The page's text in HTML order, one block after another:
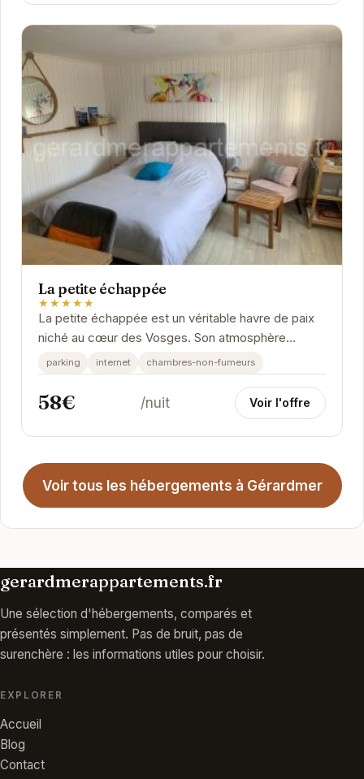
La petite échappée
★★★★★
La petite échappée est un véritable havre de paix
niché au cœur des Vosges. Son atmosphère
chaleureuse et son décor raffiné vous invitent à...
parking internet chambres-non-fumeurs
58€ /nuit Voir l'offre
Voir tous les hébergements à Gérardmer
gerardmerappartements.fr
Une sélection d'hébergements, comparés et
présentés simplement. Pas de bruit, pas de
surenchère : les informations utiles pour choisir.
EXPLORER
Accueil
Blog
Contact